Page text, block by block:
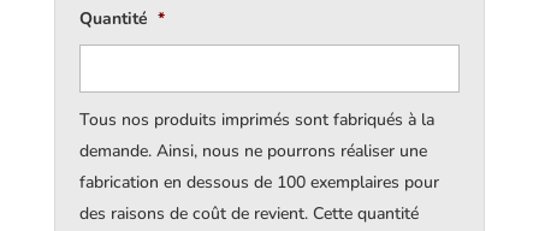
Quantité *
Tous nos produits imprimés sont fabriqués à la
demande. Ainsi, nous ne pourrons réaliser une
fabrication en dessous de 100 exemplaires pour
des raisons de coût de revient. Cette quantité